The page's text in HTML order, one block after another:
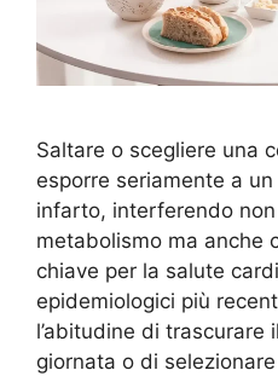
Saltare o scegliere una
esporre seriamente a
infarto, interferendo
metabolismo ma anche
chiave per la salute
epidemiologici più
l’abitudine di trascurare
giornata o di